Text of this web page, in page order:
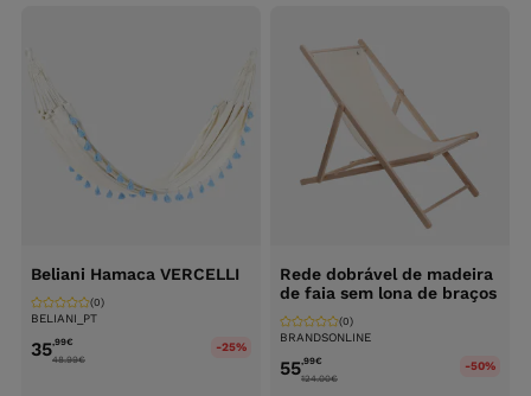
Beliani Hamaca VERCELLI
BELIANI_PT
(0)
35,99€
48.99€
-25%
Rede dobrável de madeira
de faia sem lona de braços
BRANDSONLINE
(0)
55,99€
124.00€
-50%